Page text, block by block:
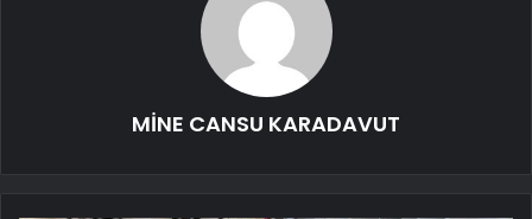
MİNE CANSU KARADAVUT